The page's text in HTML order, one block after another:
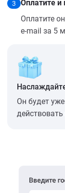
3
Оплатите и
Оплатите
e-mail за 5
Он будет